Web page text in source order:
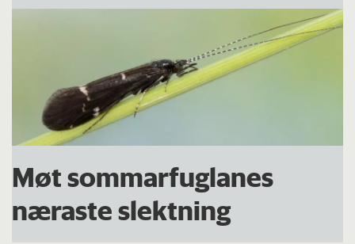
Møt sommarfuglanes
næraste slektning